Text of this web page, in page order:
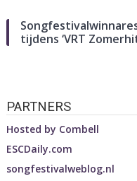
tijdens ‘VRT
PARTNERS
Hosted by Combell
ESCDaily.com
songfestivalweblog.nl